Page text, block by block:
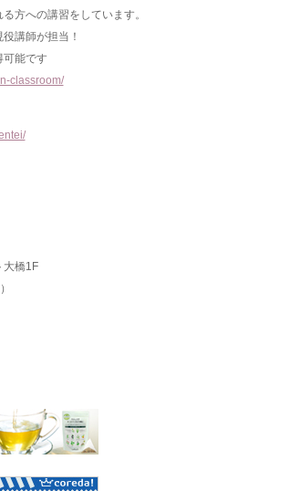
方への講習をしています。
講師が担当！
可能です
classroom/
橋1F